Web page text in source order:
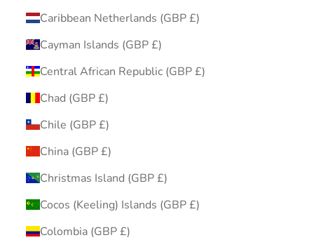
Caribbean Netherlands (GBP £)
Cayman Islands (GBP £)
Central African Republic (GBP £)
Chad (GBP £)
Chile (GBP £)
China (GBP £)
Christmas Island (GBP £)
Cocos (Keeling) Islands (GBP £)
Colombia (GBP £)